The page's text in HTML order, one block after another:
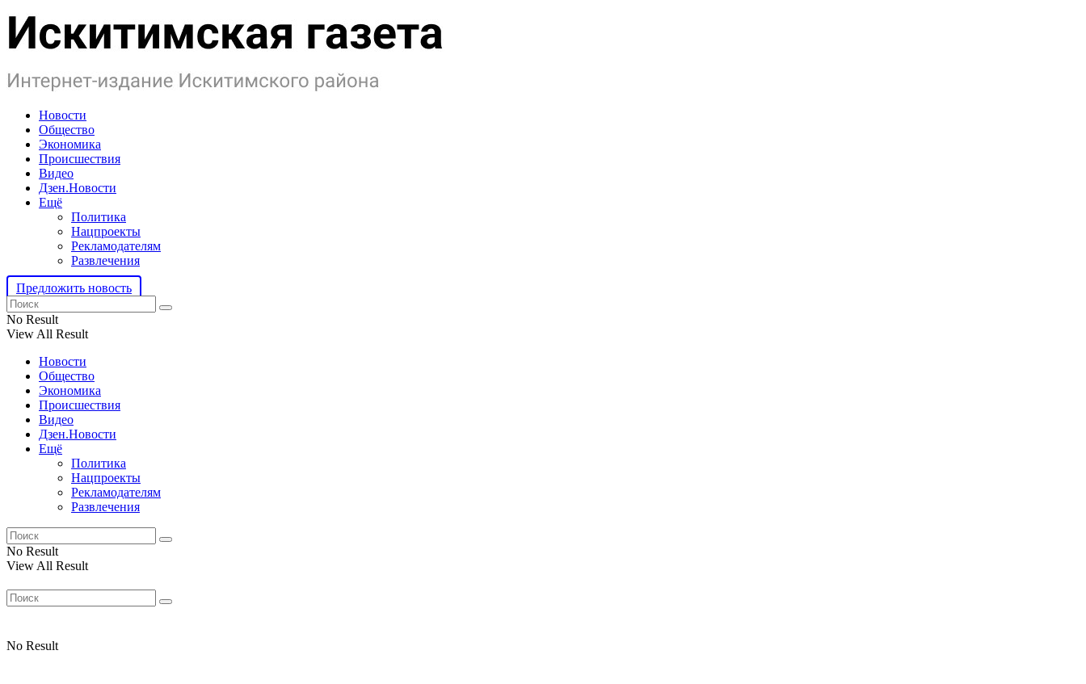
Новости
Общество
Экономика
Происшествия
Видео
Дзен.Новости
Ещё
Политика
Нацпроекты
Рекламодателям
Развлечения
Предложить новость
No Result
View All Result
Новости
Общество
Экономика
Происшествия
Видео
Дзен.Новости
Ещё
Политика
Нацпроекты
Рекламодателям
Развлечения
No Result
View All Result
No Result